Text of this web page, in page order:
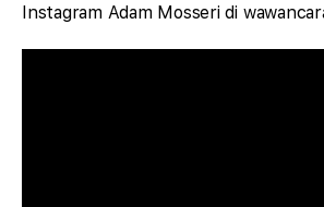
Instagram Adam Mosseri di